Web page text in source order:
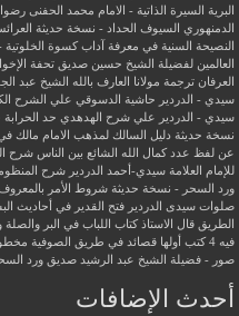
البرية
السيرة الذاتية - الامام محمد الحفنى
الدمنهوري
السيوف الحداد - نسخة حديثة
النصيحة السنية في معرفة آداب كسوة
العالمين لفضيلة الشيخ حسين صديق
تحفة
العرفان ترجمة مولانا العارف بالله الشيخ عبد
سيدي - الدردير
حاشية الدسوقي علي الشرح
سيدي - الدردير علي شرح الهدهدي حد الحرابة
نسخة حديثة دليل السالك لمذهب الامام مالك
عن لفظ عدد كمال الله الشائع بين الناس شرح
للإمام العلامة سيدي-أحمد الدردير شرح
ورد السحر - نسخة حديثة شروط الأمر
صلوات سيدى الدردير فتح القدير في أحاديث
الطريق
قال الاستاذ كتاب اللباب في البر والصلة
فيه 4 كتب أولها قصائد في طريق الصوفية
صور - فضيلة الشيخ عبد الرشيد صديق
ورد
أحدث الإضافات